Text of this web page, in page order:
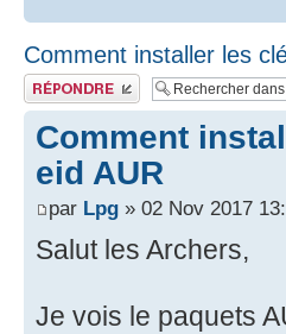
Comment installer les
Publier une réponse
Comment
eid AUR
par Lpg » 02 Nov 2017
Salut les Archers,
Je vois le paquets